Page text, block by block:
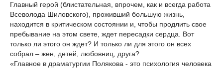
Главный герой (блистательная, впрочем, как и всегда работа
Всеволода Шиловского), проживший большую жизнь,
находится в критическом состоянии и, чтобы продлить свое
пребывание на этом свете, ждет пересадки сердца. Вот
только ли этого он ждет? И только ли для этого он всех
собрал – жен, детей, любовниц, друга?
«Главное в драматургии Полякова - это психология человека